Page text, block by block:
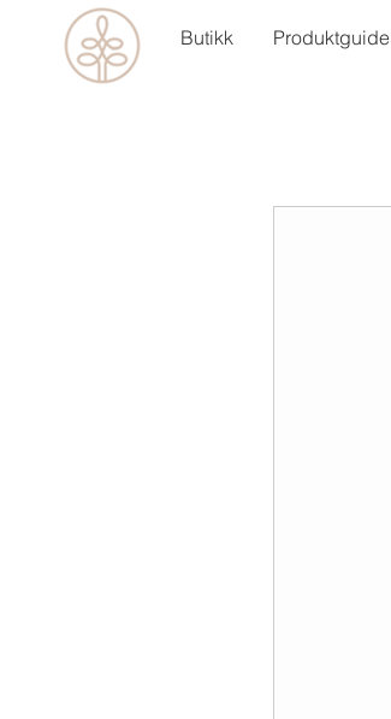
Butikk Produktguide